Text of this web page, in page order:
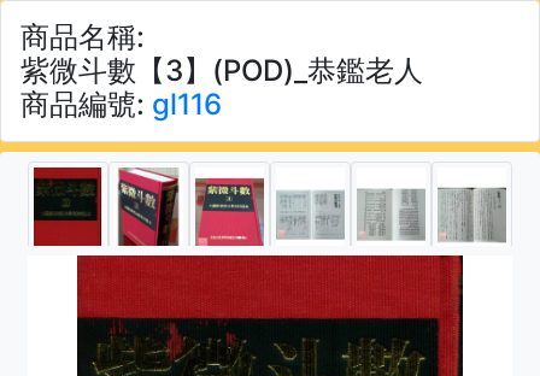
商品名稱:
紫微斗數【3】(POD)_恭鑑老人
商品編號: gl116